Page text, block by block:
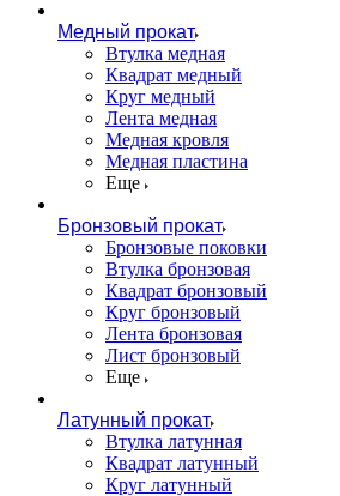
Медный прокат
Втулка медная
Квадрат медный
Круг медный
Лента медная
Медная кровля
Медная пластина
Еще
Бронзовый прокат
Бронзовые поковки
Втулка бронзовая
Квадрат бронзовый
Круг бронзовый
Лента бронзовая
Лист бронзовый
Еще
Латунный прокат
Втулка латунная
Квадрат латунный
Круг латунный